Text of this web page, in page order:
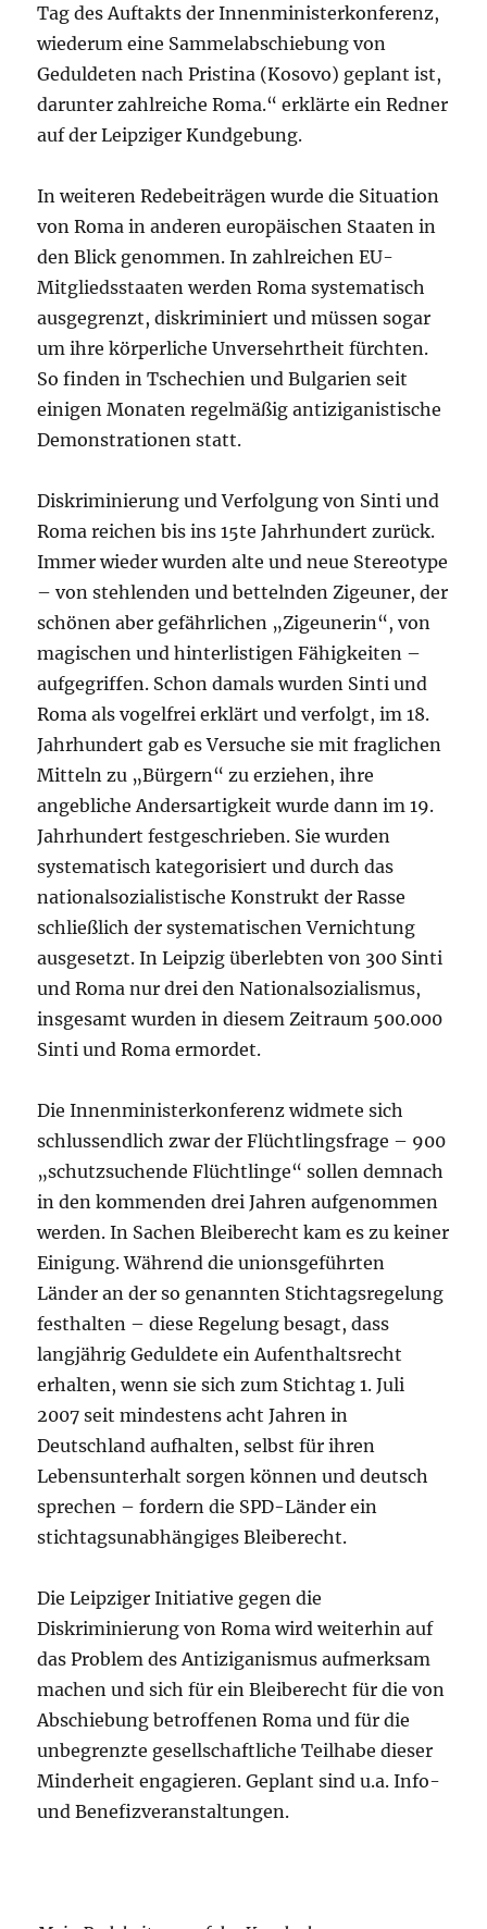
Tag des Auftakts der Innenministerkonferenz,
wiederum eine Sammelabschiebung von
Geduldeten nach Pristina (Kosovo) geplant ist,
darunter zahlreiche Roma.“ erklärte ein Redner
auf der Leipziger Kundgebung.
In weiteren Redebeiträgen wurde die Situation
von Roma in anderen europäischen Staaten in
den Blick genommen. In zahlreichen EU-
Mitgliedsstaaten werden Roma systematisch
ausgegrenzt, diskriminiert und müssen sogar
um ihre körperliche Unversehrtheit fürchten.
So finden in Tschechien und Bulgarien seit
einigen Monaten regelmäßig antiziganistische
Demonstrationen statt.
Diskriminierung und Verfolgung von Sinti und
Roma reichen bis ins 15te Jahrhundert zurück.
Immer wieder wurden alte und neue Stereotype
– von stehlenden und bettelnden Zigeuner, der
schönen aber gefährlichen „Zigeunerin“, von
magischen und hinterlistigen Fähigkeiten –
aufgegriffen. Schon damals wurden Sinti und
Roma als vogelfrei erklärt und verfolgt, im 18.
Jahrhundert gab es Versuche sie mit fraglichen
Mitteln zu „Bürgern“ zu erziehen, ihre
angebliche Andersartigkeit wurde dann im 19.
Jahrhundert festgeschrieben. Sie wurden
systematisch kategorisiert und durch das
nationalsozialistische Konstrukt der Rasse
schließlich der systematischen Vernichtung
ausgesetzt. In Leipzig überlebten von 300 Sinti
und Roma nur drei den Nationalsozialismus,
insgesamt wurden in diesem Zeitraum 500.000
Sinti und Roma ermordet.
Die Innenministerkonferenz widmete sich
schlussendlich zwar der Flüchtlingsfrage – 900
„schutzsuchende Flüchtlinge“ sollen demnach
in den kommenden drei Jahren aufgenommen
werden. In Sachen Bleiberecht kam es zu keiner
Einigung. Während die unionsgeführten
Länder an der so genannten Stichtagsregelung
festhalten – diese Regelung besagt, dass
langjährig Geduldete ein Aufenthaltsrecht
erhalten, wenn sie sich zum Stichtag 1. Juli
2007 seit mindestens acht Jahren in
Deutschland aufhalten, selbst für ihren
Lebensunterhalt sorgen können und deutsch
sprechen – fordern die SPD-Länder ein
stichtagsunabhängiges Bleiberecht.
Die Leipziger Initiative gegen die
Diskriminierung von Roma wird weiterhin auf
das Problem des Antiziganismus aufmerksam
machen und sich für ein Bleiberecht für die von
Abschiebung betroffenen Roma und für die
unbegrenzte gesellschaftliche Teilhabe dieser
Minderheit engagieren. Geplant sind u.a. Info-
und Benefizveranstaltungen.